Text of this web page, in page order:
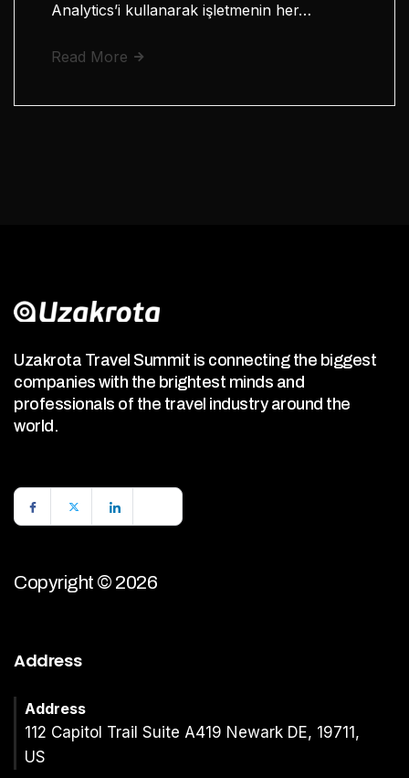
Analytics’i kullanarak işletmenin her…
Read More
Uzakrota Travel Summit is connecting the biggest
companies with the brightest minds and
professionals of the travel industry around the
world.
Copyright © 2026
Address
Address
112 Capitol Trail Suite A419 Newark DE, 19711,
US